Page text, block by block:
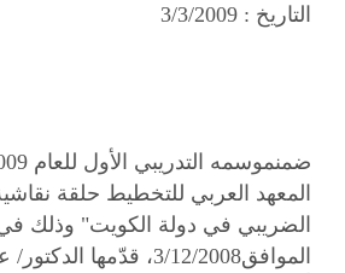
التاريخ :3/3/2009
المعهد العربي للتخطيط حلقة
الضريبي في دولة الكويت" وذلك في
الموافق3/12/2008، قدّمها